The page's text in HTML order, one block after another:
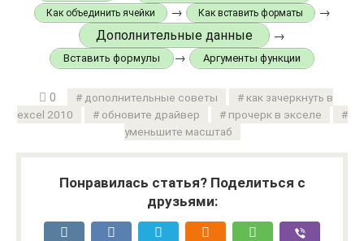
Как объединить ячейки → Как вставить форматы →
Дополнительные данные →
Вставить формулы → Аргументы функции
0 дополнительные советы
как зачеркнуть в
excel 2010
обновите драйвер
прочерк в экселе
уменьшите масштаб
Понравилась статья? Поделиться с
друзьями: